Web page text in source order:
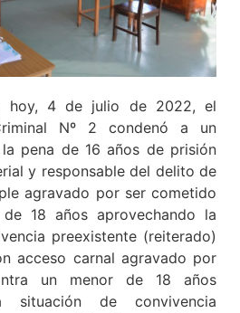
hoy, 4 de julio de 2022, el
Nº 2 condenó a un
la pena de 16 años de prisión
y responsable del delito de
agravado por ser cometido
18 años aprovechando la
preexistente (reiterado)
acceso carnal agravado por
un menor de 18 años
situación de convivencia